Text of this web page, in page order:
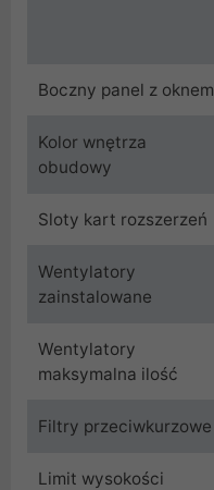
Boczny panel z oknem
Kolor wnętrza
obudowy
Sloty kart rozszerzeń
Wentylatory
zainstalowane
Wentylatory
maksymalna ilość
Filtry przeciwkurzowe
Limit wysokości